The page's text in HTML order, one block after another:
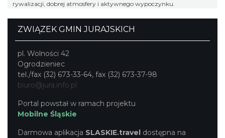
rywalizacji, dobrej atmosfery i aktywnego wypoczynku.
ZWIĄZEK GMIN JURAJSKICH
pl. Wolności 42
Ogrodzieniec
tel./fax (32) 673-33-64, fax (32) 673-37-98
biuro@jura.info.pl
Portal powstał w ramach projektu
Mobilne Śląskie
Darmowa aplikacja SLASKIE.travel dostępna na